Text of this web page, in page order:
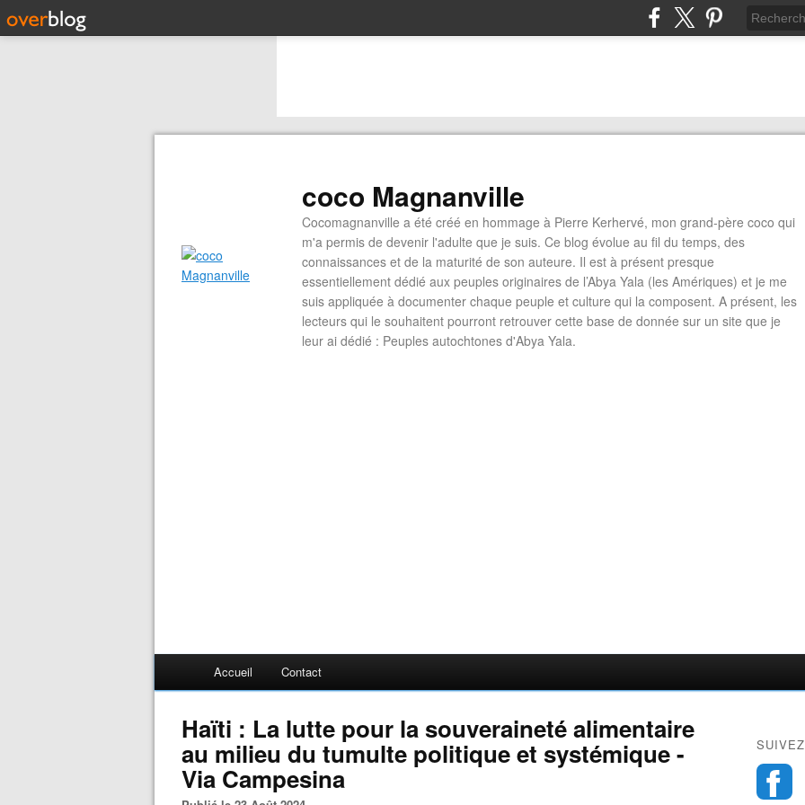
coco Magnanville
Cocomagnanville a été créé en hommage à Pierre Kerhervé, mon grand-père coco qui
m'a permis de devenir l'adulte que je suis. Ce blog évolue au fil du temps, des
connaissances et de la maturité de son auteure. Il est à présent presque
essentiellement dédié aux peuples originaires de l’Abya Yala (les Amériques) et je me
suis appliquée à documenter chaque peuple et culture qui la composent. A présent, les
lecteurs qui le souhaitent pourront retrouver cette base de donnée sur un site que je
leur ai dédié : Peuples autochtones d'Abya Yala.
Accueil Contact
Haïti : La lutte pour la souveraineté alimentaire
au milieu du tumulte politique et systémique -
Via Campesina